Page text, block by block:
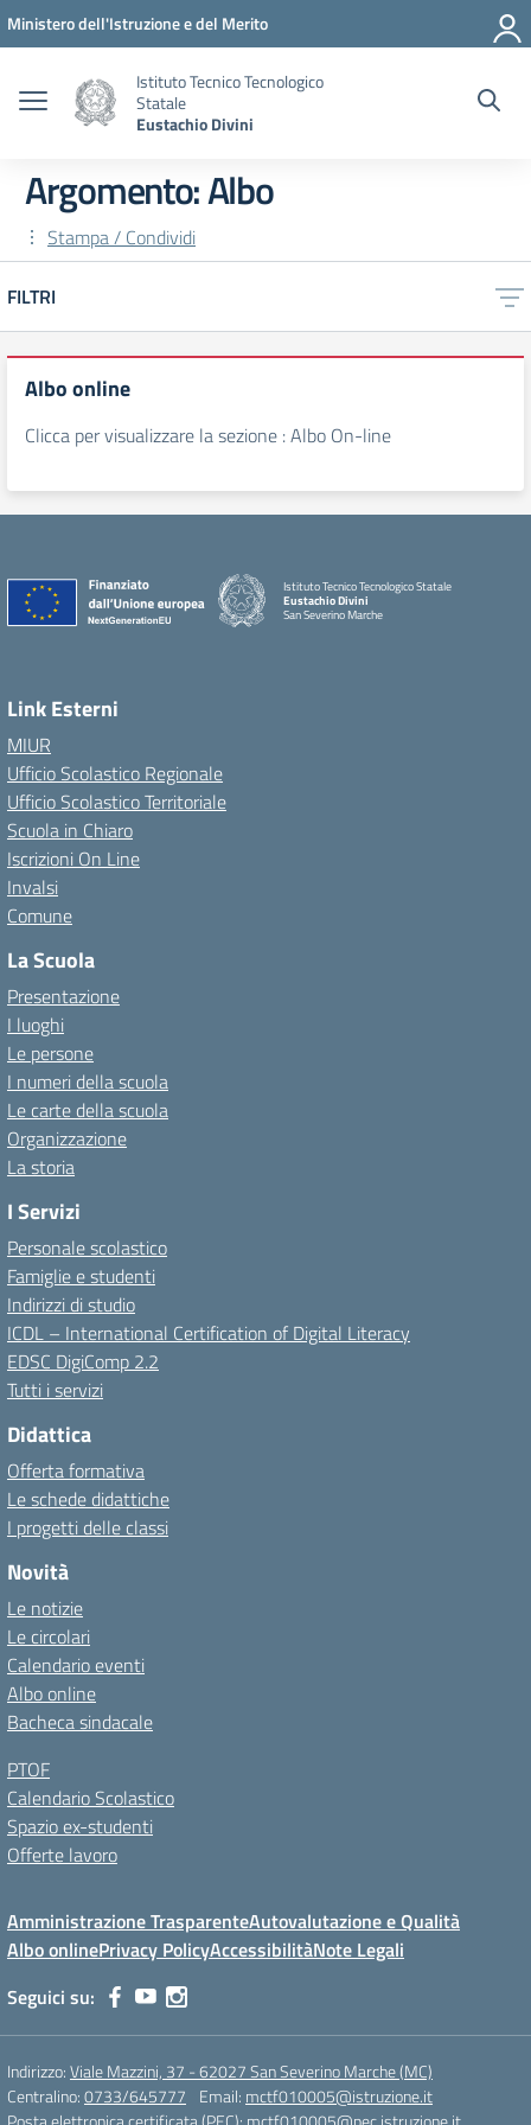
Vai ai contenuti
Vai al menu di navigazione
Vai al footer
Ministero dell'Istruzione e del Merito
Istituto Tecnico Tecnologico
Statale
Eustachio Divini
Argomento: Albo
Stampa / Condividi
FILTRI
Albo online
Clicca per visualizzare la sezione : Albo On-line
Istituto Tecnico Tecnologico Statale
Eustachio Divini
San Severino Marche
Link Esterni
MIUR
Ufficio Scolastico Regionale
Ufficio Scolastico Territoriale
Scuola in Chiaro
Iscrizioni On Line
Invalsi
Comune
La Scuola
Presentazione
I luoghi
Le persone
I numeri della scuola
Le carte della scuola
Organizzazione
La storia
I Servizi
Personale scolastico
Famiglie e studenti
Indirizzi di studio
ICDL – International Certification of Digital Literacy
EDSC DigiComp 2.2
Tutti i servizi
Didattica
Offerta formativa
Le schede didattiche
I progetti delle classi
Novità
Le notizie
Le circolari
Calendario eventi
Albo online
Bacheca sindacale
PTOF
Calendario Scolastico
Spazio ex-studenti
Offerte lavoro
Amministrazione TrasparenteAutovalutazione e Qualità
Albo onlinePrivacy PolicyAccessibilitàNote Legali
Seguici su:
Indirizzo:Viale Mazzini, 37 - 62027 San Severino Marche (MC)
Centralino:0733/645777 Email: mctf010005@istruzione.it